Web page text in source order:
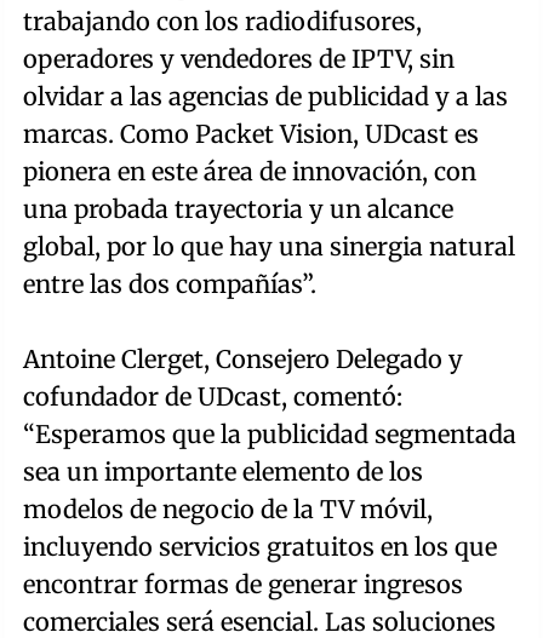
trabajando con los radiodifusores,
operadores y vendedores de IPTV, sin
olvidar a las agencias de publicidad y a las
marcas. Como Packet Vision, UDcast es
pionera en este área de innovación, con
una probada trayectoria y un alcance
global, por lo que hay una sinergia natural
entre las dos compañías”.
Antoine Clerget, Consejero Delegado y
cofundador de UDcast, comentó:
“Esperamos que la publicidad segmentada
sea un importante elemento de los
modelos de negocio de la TV móvil,
incluyendo servicios gratuitos en los que
encontrar formas de generar ingresos
comerciales será esencial. Las soluciones